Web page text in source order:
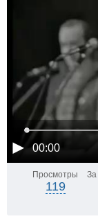
00:00
Просмотры
119
За